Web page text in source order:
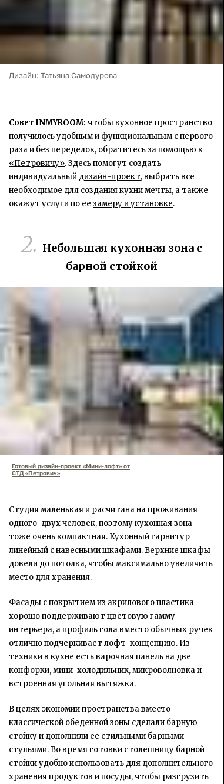
Дизайн: Татьяна Самодурова
Совет INMYROOM: чтобы кухонное пространство
получилось удобным и функциональным с первого
раза и без переделок, обратитесь за помощью к
«Петровичу». Здесь помогут создать
индивидуальный дизайн-проект, выбрать все
необходимое для создания кухни мечты, а также
окажут услуги по ее замеру и установке.
Небольшая кухонная зона с
барной стойкой
Готовый дизайн-проект «Мини-лофт» от
СТД «Петрович»
Студия маленькая и расчитана на проживания
одного-двух человек, поэтому кухонная зона
тоже очень компактная. Кухонный гарнитур
линейный с навесными шкафами. Верхние шкафы
довели до потолка, чтобы максимально увеличить
место для хранения.
Фасады с покрытием из акрилового пластика
хорошо поддерживают цветовую гамму
интерьера, а профиль гола вместо обычных ручек
отлично подчеркивает лофт-концепцию. Из
техники в кухне есть варочная панель на две
конфорки, мини-холодильник, микроволновка и
встроенная угольная вытяжка.
В целях экономии пространства вместо
классической обеденной зоны сделали барную
стойку и дополнили ее стильными барными
стульями. Во время готовки столешницу барной
стойки удобно использовать для дополнительного
хранения продуктов и посуды, чтобы разгрузить